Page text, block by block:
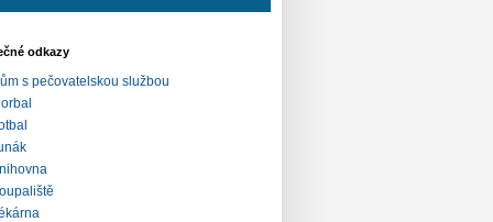
odkazy
s pečovatelskou službou